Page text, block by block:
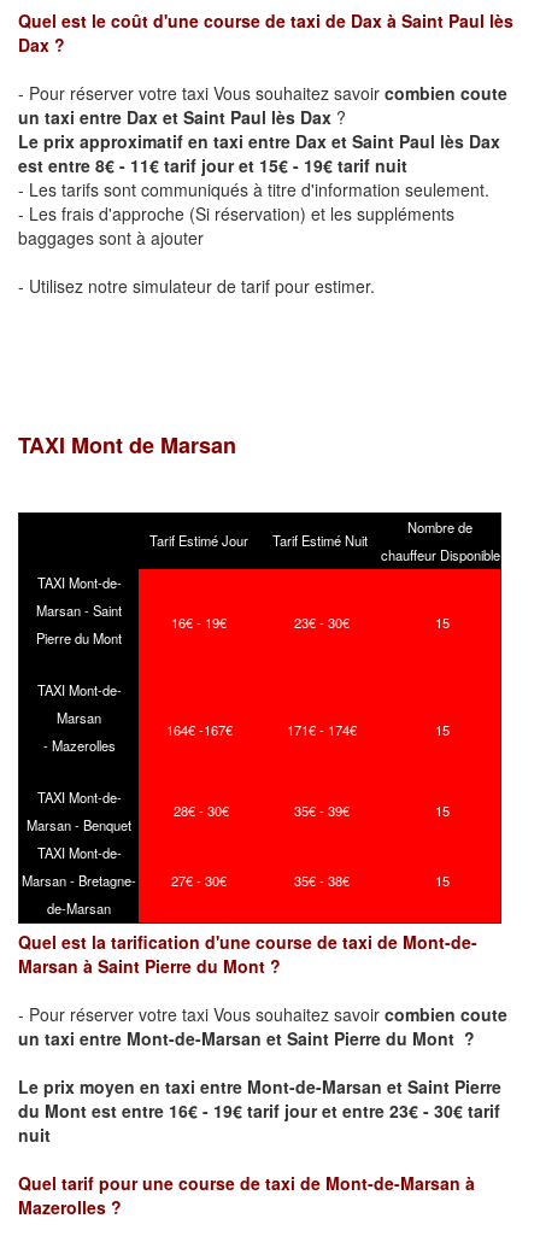
Quel est le coût d'une course de taxi de Dax à Saint Paul lès
Dax ?
- Pour réserver votre taxi Vous souhaitez savoir combien coute
un taxi entre Dax et Saint Paul lès Dax ?
Le prix approximatif en taxi entre Dax et Saint Paul lès Dax
est entre 8€ - 11€ tarif jour et 15€ - 19€ tarif nuit
- Les tarifs sont communiqués à titre d'information seulement.
- Les frais d'approche (Si réservation) et les suppléments
baggages sont à ajouter
- Utilisez notre simulateur de tarif pour estimer.
TAXI Mont de Marsan
Tarif Estimé Jour Tarif Estimé Nuit
Nombre de
chauffeur Disponible
TAXI Mont-de-
Marsan - Saint
Pierre du Mont
16€ - 19€ 23€ - 30€ 15
TAXI Mont-de-
Marsan
- Mazerolles
164€ -167€ 171€ - 174€ 15
TAXI Mont-de-
Marsan - Benquet
28€ - 30€ 35€ - 39€ 15
TAXI Mont-de-
Marsan - Bretagne-
de-Marsan
27€ - 30€ 35€ - 38€ 15
Quel est la tarification d'une course de taxi de Mont-de-
Marsan à Saint Pierre du Mont ?
- Pour réserver votre taxi Vous souhaitez savoir combien coute
un taxi entre Mont-de-Marsan et Saint Pierre du Mont ?
Le prix moyen en taxi entre Mont-de-Marsan et Saint Pierre
du Mont est entre 16€ - 19€ tarif jour et entre 23€ - 30€ tarif
nuit
Quel tarif pour une course de taxi de Mont-de-Marsan à
Mazerolles ?